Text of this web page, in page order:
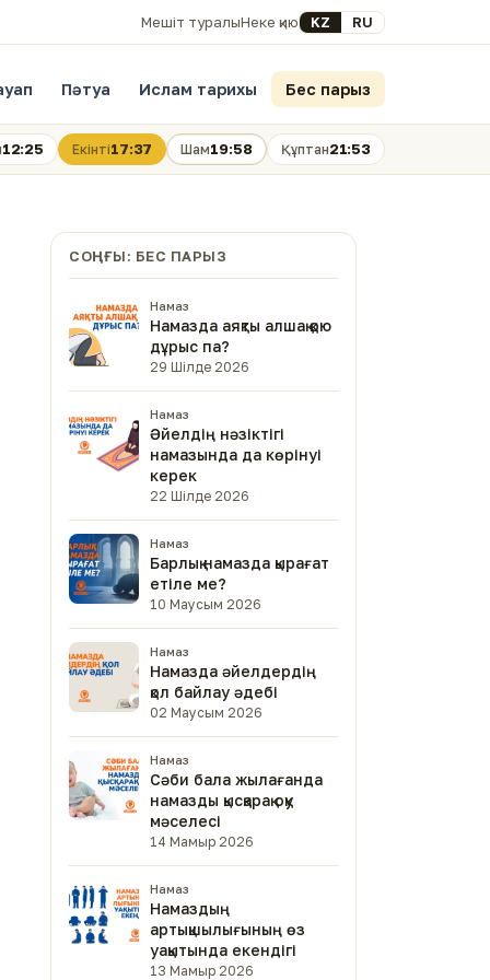
Мешіт туралыНеке қиюSelect your language
KZ RU
Пәтуа Ислам тарихы Бес парыз
12:25 Екінті17:37 Шам19:58 Құптан21:53
СОҢҒЫ: БЕС ПАРЫЗ
Намаз
Намазда аяқты алшақ қою
дұрыс па?
29 Шілде 2026
Намаз
Әйелдің нәзіктігі
намазында да көрінуі
керек
22 Шілде 2026
Намаз
Барлық намазда қырағат
етіле ме?
10 Маусым 2026
Намаз
Намазда әйелдердің
қол байлау әдебі
02 Маусым 2026
Намаз
Сәби бала жылағанда
намазды қысқарақ оқу
мәселесі
14 Мамыр 2026
Намаз
Намаздың
артықшылығының өз
уақытында екендігі
13 Мамыр 2026